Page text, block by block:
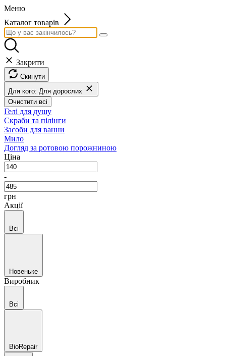
Меню
Каталог товарів
Закрити
Скинути
Для кого: Для дорослих
Очистити всі
Гелі для душу
Скраби та пілінги
Засоби для ванни
Мило
Догляд за ротовою порожниною
Ціна
-
грн
Акції
Всі
Новеньке
Виробник
Всі
BioRepair